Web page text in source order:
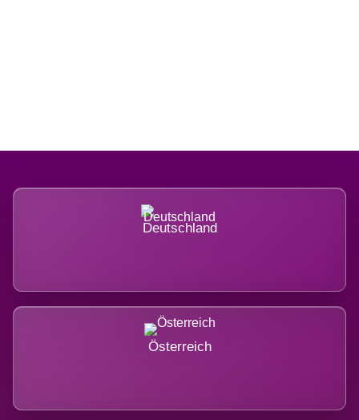
Deutschland
Österreich